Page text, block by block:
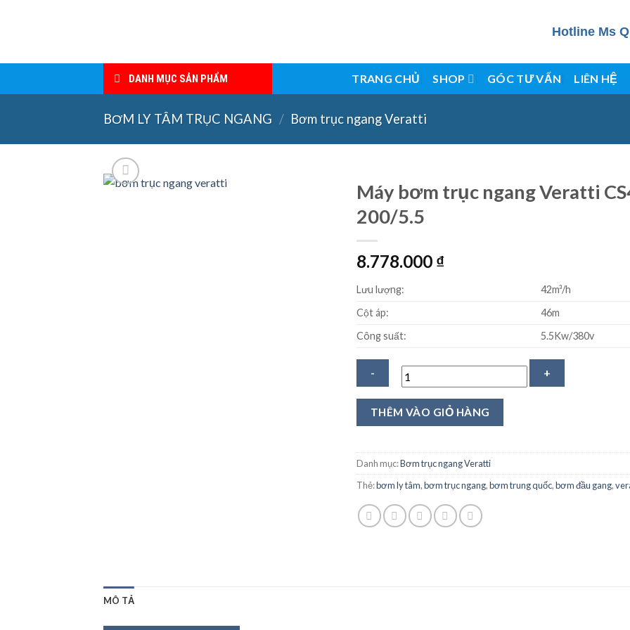
Hotline Ms
DANH MỤC SẢN PHẨM TRANG CHỦ SHOP GÓC TƯ VẤN LIÊN HỆ
BƠM LY TÂM TRỤC NGANG / Bơm trục ngang Veratti
Máy bơm trục ngang Veratti
200/5.5
8.778.000 ₫
Lưu lượng:
42m³/h
Cột áp:
46m
Công suất:
5.5Kw/380v
Máy
ngang
Veratti
CS40-
200/5.5
số
THÊM VÀO GIỎ HÀNG
Danh mục:Bơm trục ngang Veratti
Thẻ:bơm ly tâm,bơm trục ngang,bơm trung quốc,bơm đầu gang,
MÔ TẢ